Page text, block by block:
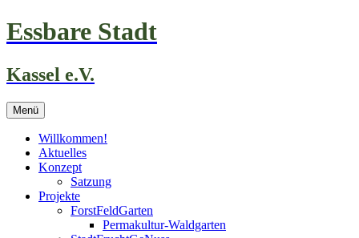
Zum
Inhalt
Essbare Stadt
Kassel e.V.
Menü
Willkommen!
Aktuelles
Konzept
Satzung
Projekte
ForstFeldGarten
Permakultur-Waldgarten